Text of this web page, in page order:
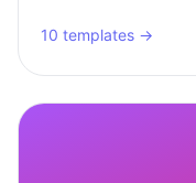
10 templates →